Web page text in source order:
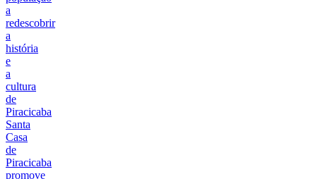
a
redescobrir
a
história
e
a
cultura
de
Piracicaba
Santa
Casa
de
Piracicaba
promove